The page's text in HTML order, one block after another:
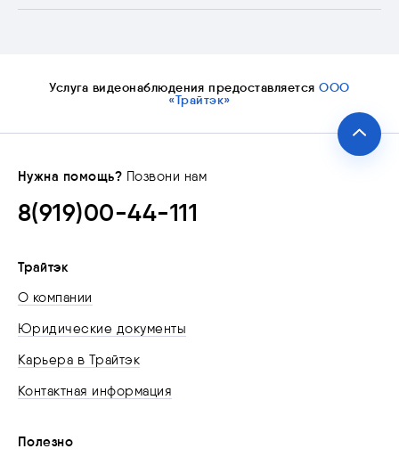
Услуга видеонаблюдения предоставляетсяООО
«Трайтэк»
Нужна помощь? Позвони нам
8(919)00-44-111
Трайтэк
О компании
Юридические документы
Карьера в Трайтэк
Контактная информация
Полезно